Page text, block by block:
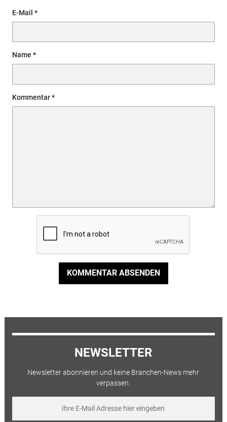
E-Mail
Name
Kommentar
KOMMENTAR ABSENDEN
NEWSLETTER
Newsletter abonnieren und keine Branchen-News mehr
verpassen.